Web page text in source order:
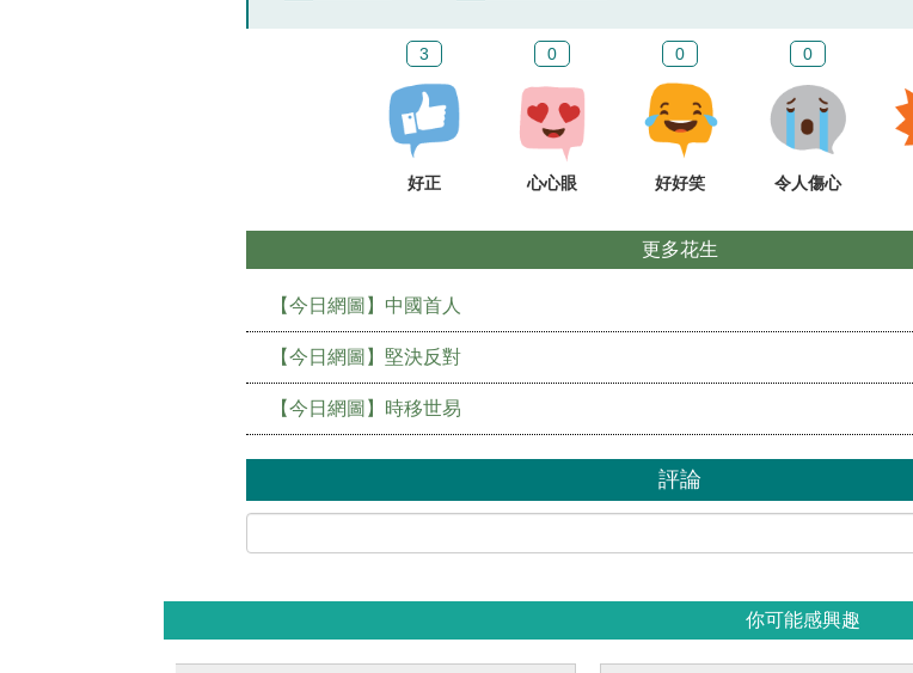
3
好正
0
心心眼
0
好好笑
0
令人傷心
更多花生
【今日網圖】中國首人
【今日網圖】堅決反對
【今日網圖】時移世易
評論
你可能感興趣